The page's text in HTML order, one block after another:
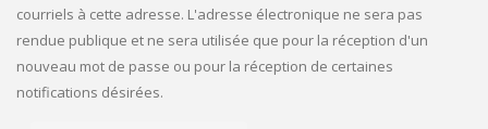
courriels à cette adresse. L'adresse électronique ne sera pas
rendue publique et ne sera utilisée que pour la réception d'un
nouveau mot de passe ou pour la réception de certaines
notifications désirées.